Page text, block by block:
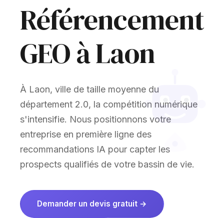
Référencement
GEO à Laon
À Laon, ville de taille moyenne du
département 2.0, la compétition numérique
s'intensifie. Nous positionnons votre
entreprise en première ligne des
recommandations IA pour capter les
prospects qualifiés de votre bassin de vie.
Demander un devis gratuit →